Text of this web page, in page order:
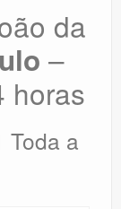
da
–
horas
Toda a